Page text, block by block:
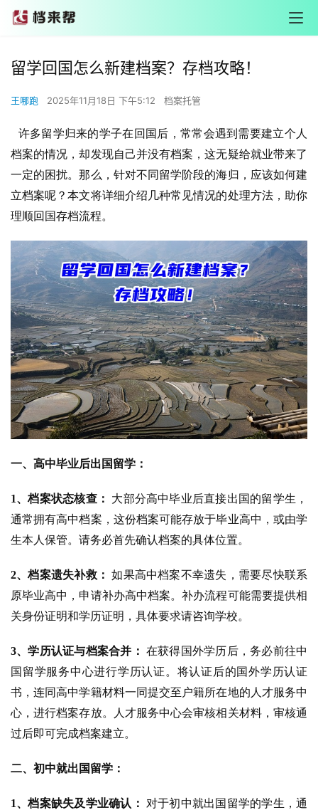
留学回国怎么新建档案？存档攻略！
王哪跑 2025年11月18日 下午5:12 档案托管
许多留学归来的学子在回国后，常常会遇到需要建立个人
档案的情况，却发现自己并没有档案，这无疑给就业带来了
一定的困扰。那么，针对不同留学阶段的海归，应该如何建
立档案呢？本文将详细介绍几种常见情况的处理方法，助你
理顺回国存档流程。
一、高中毕业后出国留学：
1、档案状态核查：
大部分高中毕业后直接出国的留学生，
通常拥有高中档案，这份档案可能存放于毕业高中，或由学
生本人保管。请务必首先确认档案的具体位置。
2、档案遗失补救： 如果高中档案不幸遗失，需要尽快联系
原毕业高中，申请补办高中档案。补办流程可能需要提供相
关身份证明和学历证明，具体要求请咨询学校。
3、学历认证与档案合并： 在获得国外学历后，务必前往中
国留学服务中心进行学历认证。将认证后的国外学历认证
书，连同高中学籍材料一同提交至户籍所在地的人才服务中
心，进行档案存放。人才服务中心会审核相关材料，审核通
过后即可完成档案建立。
二、初中就出国留学：
1、档案缺失及学业确认：
对于初中就出国留学的学生，通